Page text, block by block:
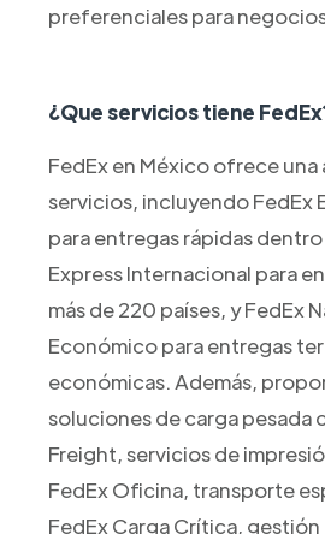
preferenciales para
¿Que servicios tiene
FedEx en México ofrece una
servicios, incluyendo FedEx
para entregas rápidas
Express Internacional para
más de 220 países, y FedEx
Económico para entregas
económicas. Además,
soluciones de carga pesada
Freight, servicios de
FedEx Oficina, transporte
FedEx Carga Crítica, gestión